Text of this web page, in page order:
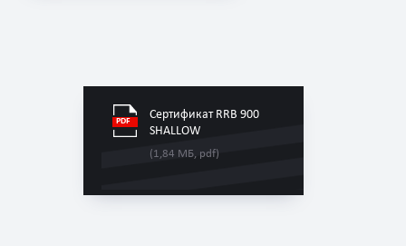
Сертификат RRB 900
SHALLOW
(1,84 МБ, pdf)